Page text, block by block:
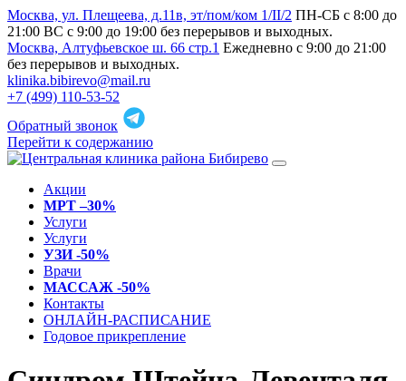
Москва, ул. Плещеева, д.11в, эт/пом/ком 1/II/2 ПН-СБ с 8:00 до
21:00 ВС с 9:00 до 19:00 без перерывов и выходных.
Москва, Алтуфьевское ш. 66 стр.1 Ежедневно с 9:00 до 21:00
без перерывов и выходных.
klinika.bibirevo@mail.ru
+7 (499) 110-53-52
Обратный звонок
Перейти к содержанию
Акции
МРТ –30%
Услуги
Услуги
УЗИ -50%
Врачи
МАССАЖ -50%
Контакты
ОНЛАЙН-РАСПИСАНИЕ
Годовое прикрепление